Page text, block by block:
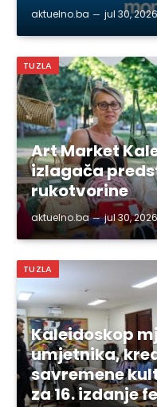
aktuelno.ba jul 30, 2026
TUZLA
Art Market
izlagača
rukotvorine
aktuelno.ba jul 30, 2026
TUZLA
Kaleidoskop
umjetnika,
savremene
za 16. izdanje